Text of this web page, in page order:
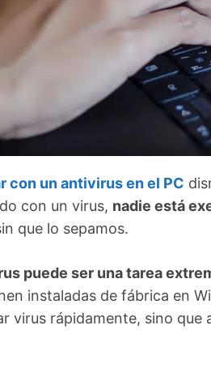
con un antivirus en el PC
con un virus, nadie está
que lo sepamos.
puede ser una tarea
instaladas de fábrica en
virus rápidamente, sino que